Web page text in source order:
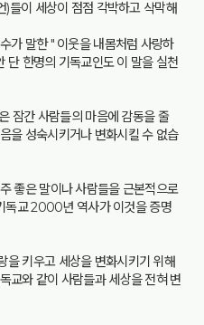
들이 세상이 점점 각박하고 삭막해
가 말한 " 이웃을 내몸처럼 사랑하
한명의 기독교인도 이 말을 실천
잠간 사람들의 마음에 감동을 줄
을 성숙시키거나 변화시킬 수 없습
좋은 말이나 사람들을 근본적으로
독교 2000년 역사가 이것을 증명
을 키우고 세상을 변화시키기 위해
교와 같이 사람들과 세상을 전혀 변